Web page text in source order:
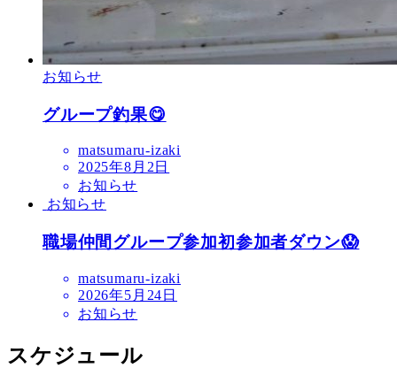
お知らせ
グループ釣果😋
matsumaru-izaki
2025年8月2日
お知らせ
お知らせ
職場仲間グループ参加初参加者ダウン😱
matsumaru-izaki
2026年5月24日
お知らせ
スケジュール